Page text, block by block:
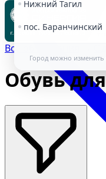
Нижний Тагил
пос. Баранчинский
Город можно
Все объявления
Обувь